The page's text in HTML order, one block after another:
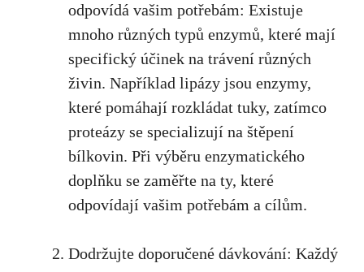
odpovídá vašim potřebám: Existuje
mnoho různých typů enzymů, které mají
specifický účinek na trávení různých
živin. Například lipázy jsou enzymy,
které pomáhají rozkládat tuky, zatímco
proteázy se specializují na štěpení
bílkovin. Při výběru enzymatického
doplňku se zaměřte na ty, které
odpovídají vašim potřebám a cílům.
Dodržujte doporučené dávkování: Každý